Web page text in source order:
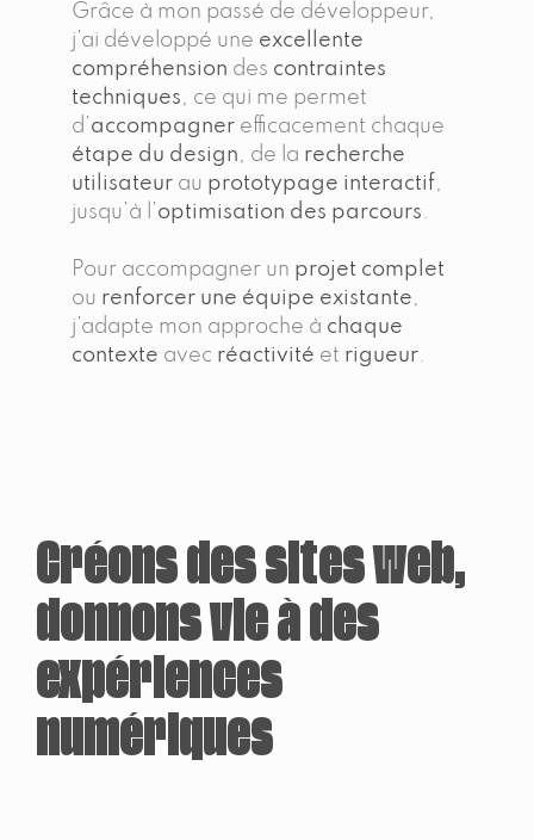
Grâce à mon passé de développeur,
j’ai développé une excellente
compréhension des contraintes
techniques, ce qui me permet
d’accompagner efficacement chaque
étape du design, de la recherche
utilisateur au prototypage interactif,
jusqu’à l’optimisation des parcours.
Pour accompagner un projet complet
ou renforcer une équipe existante,
j’adapte mon approche à chaque
contexte avec réactivité et rigueur.
Créons des sites web,
donnons vie à des
expériences
numériques